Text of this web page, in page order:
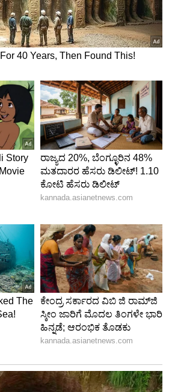
ನಾಲ್ಕನೇ ಮನೆಯ ಮೇಲೆ
ನಿಮ್ಮ ಕುಟುಂಬದ ಎಲ್ಲರ ಸಂಪೂರ್ಣ
ನೀವು ಖರ್ಚು ಮತ್ತು
ಅನುಭವಿಸುವಿರಿ. ಅದೇ
ಲಾಭದ ಮನೆಯಲ್ಲಿರುವುದರಿಂದ,
ಮತ್ತು ಬದಲಾವಣೆಗಳನ್ನು
ಈ ಸಮಯದಲ್ಲಿ, ನೀವು
ಉತ್ತಮ ಅವಕಾಶಗಳನ್ನು
ದೊರೆಯುತ್ತದೆ. ನಿಮ್ಮ ಕುಟುಂಬದಿಂದ
ಕೇಳಬಹುದು. ನಿಮಗೆ